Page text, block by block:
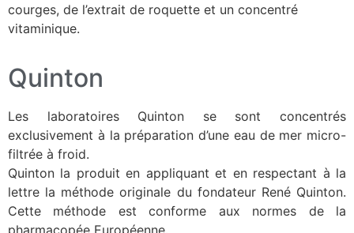
courges, de l’extrait de roquette et un concentré
vitaminique.
Quinton
Les laboratoires Quinton se sont concentrés
exclusivement à la préparation d’une eau de mer micro-
filtrée à froid.
Quinton la produit en appliquant et en respectant à la
lettre la méthode originale du fondateur René Quinton.
Cette méthode est conforme aux normes de la
pharmacopée Européenne.